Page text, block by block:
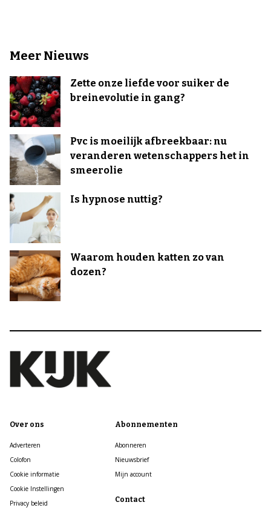
Meer Nieuws
Zette onze liefde voor suiker de
breinevolutie in gang?
Pvc is moeilijk afbreekbaar: nu
veranderen wetenschappers het in
smeerolie
Is hypnose nuttig?
Waarom houden katten zo van
dozen?
Over ons
Adverteren
Colofon
Cookie informatie
Cookie Instellingen
Privacy beleid
Abonnementen
Abonneren
Nieuwsbrief
Mijn account
Contact